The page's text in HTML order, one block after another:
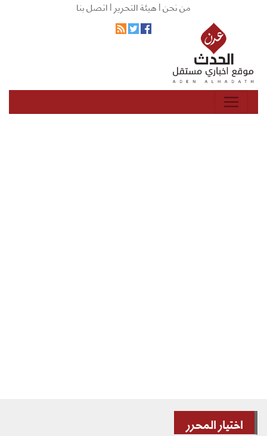
من نحن |هيئة التحرير |اتصل بنا
اختيار المحرر